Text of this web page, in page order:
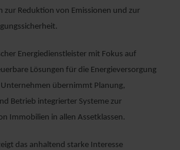
zur Reduktion von Emissionen und zur
Energiedienstleister mit Fokus auf
Lösungen für die Energieversorgung
Unternehmen übernimmt Planung,
Betrieb integrierter Systeme zur
Immobilien in allen Assetklassen.
das anhaltend starke Interesse